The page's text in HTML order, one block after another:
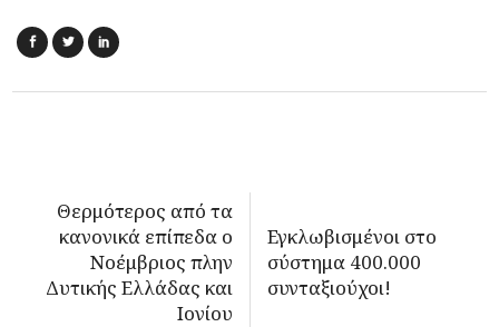
Θερμότερος από τα
κανονικά επίπεδα ο
Νοέμβριος πλην
Δυτικής Ελλάδας και
Ιονίου
Εγκλωβισμένοι στο
σύστημα 400.000
συνταξιούχοι!